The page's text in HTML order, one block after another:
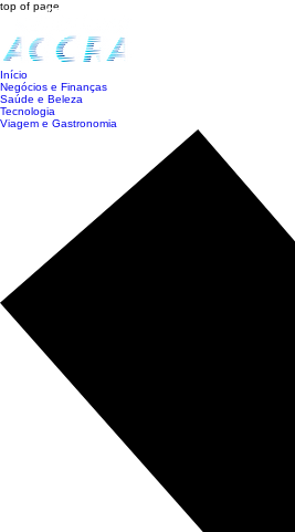
top of page
Início
Negócios e Finanças
Saúde e Beleza
Tecnologia
Viagem e Gastronomia